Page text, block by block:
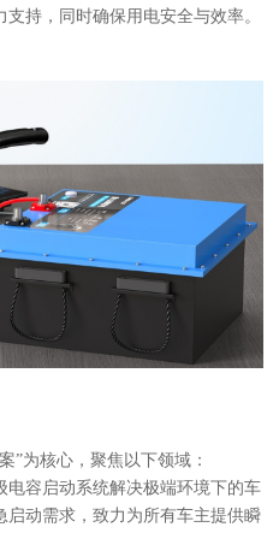
持，同时确保用电安全与效率。
”为核心，聚焦以下领域：
容启动系统解决极端环境下的车
动需求，致力为所有车主提供瞬